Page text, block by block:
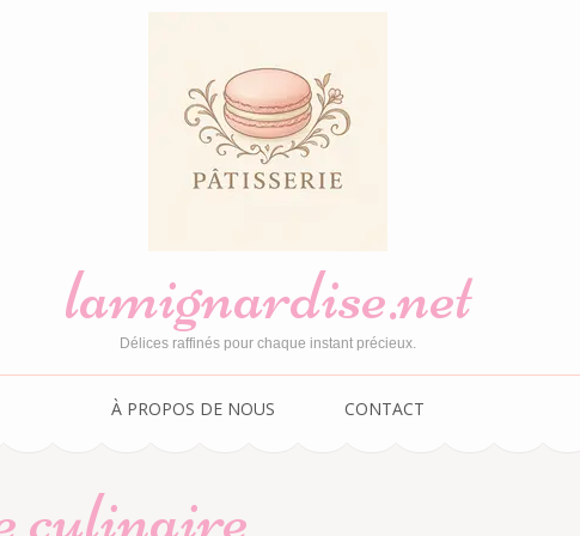
lamignardise.net
Délices raffinés pour chaque instant précieux.
À PROPOS DE NOUS CONTACT
culinaire